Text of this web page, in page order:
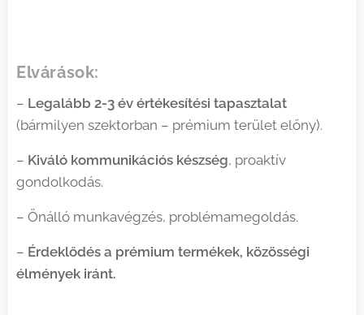
Elvárások:
– Legalább 2-3 év értékesítési tapasztalat
(bármilyen szektorban – prémium terület előny).
– Kiváló kommunikációs készség, proaktív
gondolkodás.
– Önálló munkavégzés, problémamegoldás.
– Érdeklődés a prémium termékek, közösségi
élmények iránt.